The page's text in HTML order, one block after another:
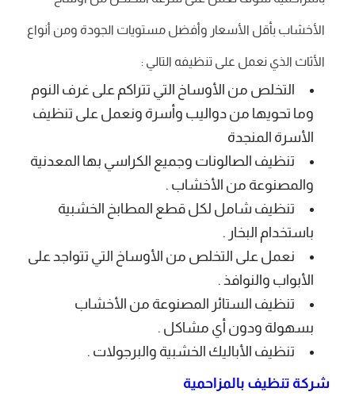
الأخشاب بأقل الأسعار وأفضل مستويات الجودة ومن أنواع
الأثاث الذي نعمل على تنظيفه التالي :
التخلص من الأوساخ التي تتراكم على غرف النوم
وما تحويها من دواليب وأسرة ونعمل على تنظيف
الأسرة المنجدة
تنظيف الصالونات وجميع الكراسي بها المعدنية
والمصنوعة من الأخشاب .
تنظيف شامل لكل قطع المطابخ الخشبية
باستخدام البخار .
نعمل على التخلص من الأوساخ التي تتواجد على
الأبواب والنوافذ .
تنظيف الستائر المصنوعة من الأخشاب
بسهولة ودون أي مشاكل .
تنظيف الأباليك الخشبية والبرجولات .
شركة تنظيف بالمزاحمية